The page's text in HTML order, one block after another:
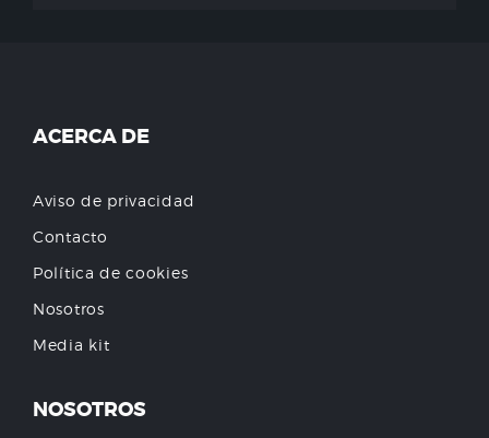
ACERCA DE
Aviso de privacidad
Contacto
Política de cookies
Nosotros
Media kit
NOSOTROS